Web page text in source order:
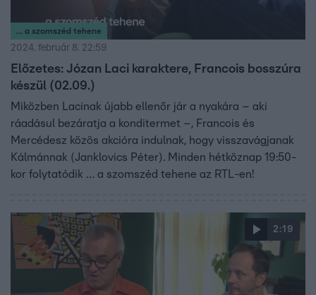
... a szomszéd tehene
2024. február 8. 22:59
Előzetes: Józan Laci karaktere, Francois bosszúra
készül (02.09.)
Miközben Lacinak újabb ellenőr jár a nyakára – aki
ráadásul bezáratja a konditermet –, Francois és
Mercédesz közös akcióra indulnak, hogy visszavágjanak
Kálmánnak (Janklovics Péter). Minden hétköznap 19:50-
kor folytatódik … a szomszéd tehene az RTL-en!
2:19